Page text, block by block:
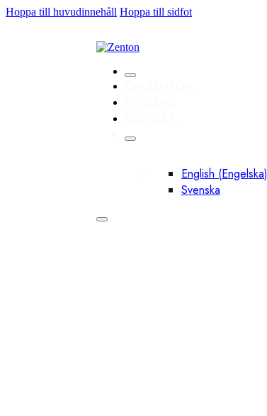
Hoppa till huvudinnehåll Hoppa till sidfot
English (Engelska)
Svenska